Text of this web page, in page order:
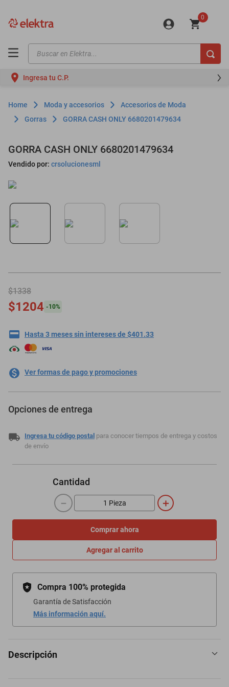
0
Buscar en Elektra...
Ingresa tu C.P.
Moda y accesorios
Accesorios de Moda
Gorras
GORRA CASH ONLY 6680201479634
GORRA CASH ONLY 6680201479634
Vendido por: crsolucionesml
$1338
$1204 -10%
Hasta 3 meses sin intereses de $401.33
Ver formas de pago y promociones
Opciones de entrega
Ingresa tu código postal para conocer tiempos de entrega y costos
de envío
Cantidad
＋
－
Comprar ahora
Agregar al carrito
Compra 100% protegida
Garantía de Satisfacción
Más información aquí.
Descripción
motos
moto
celulares
refrigeradores
salas
motoneta